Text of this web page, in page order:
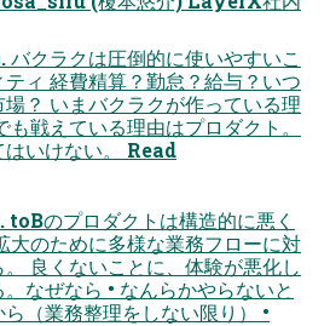
クラクは圧倒的に使いやすいこ
ィ 経費精算？勤怠？給与？いつ
？ いまバクラクが作っている理
戦えている理由はプロダクト。
いけない。 Read
のプロダクトは構造的に悪く
⼤のために多様な業務フローに対
良くないことに、体験が悪化し
なぜなら • なんらかやらないと
（業務整理をしない限り） •